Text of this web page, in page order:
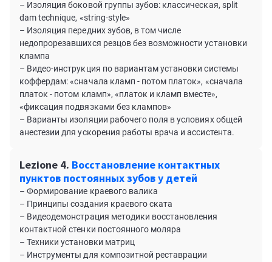
– Изоляция боковой группы зубов: классическая, split
dam technique, «string-style»
– Изоляция передних зубов, в том числе
недопрорезавшихся резцов без возможности установки
клампа
– Видео-инструкция по вариантам установки системы
коффердам: «сначала кламп - потом платок», «сначала
платок - потом кламп», «платок и кламп вместе»,
«фиксация подвязками без клампов»
– Варианты изоляции рабочего поля в условиях общей
анестезии для ускорения работы врача и ассистента.
Lezione 4. Восстановление контактных
пунктов постоянных зубов у детей
– Формирование краевого валика
– Принципы создания краевого ската
– Видеодемонстрация методики восстановления
контактной стенки постоянного моляра
– Техники установки матриц
– Инструменты для композитной реставрации